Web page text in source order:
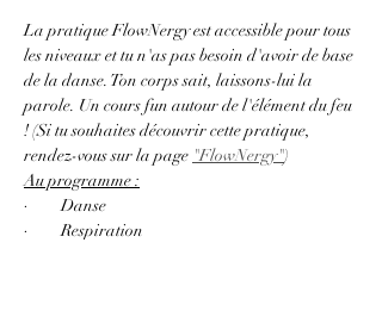
La pratique FlowNergy est accessible pour tous
les niveaux et tu n'as pas besoin d'avoir de base
de la danse. Ton corps sait, laissons-lui la
parole. Un cours fun autour de l'élément du feu
! (Si tu souhaites découvrir cette pratique,
rendez-vous sur la page "FlowNergy")
Au programme :
·         Danse
·         Respiration